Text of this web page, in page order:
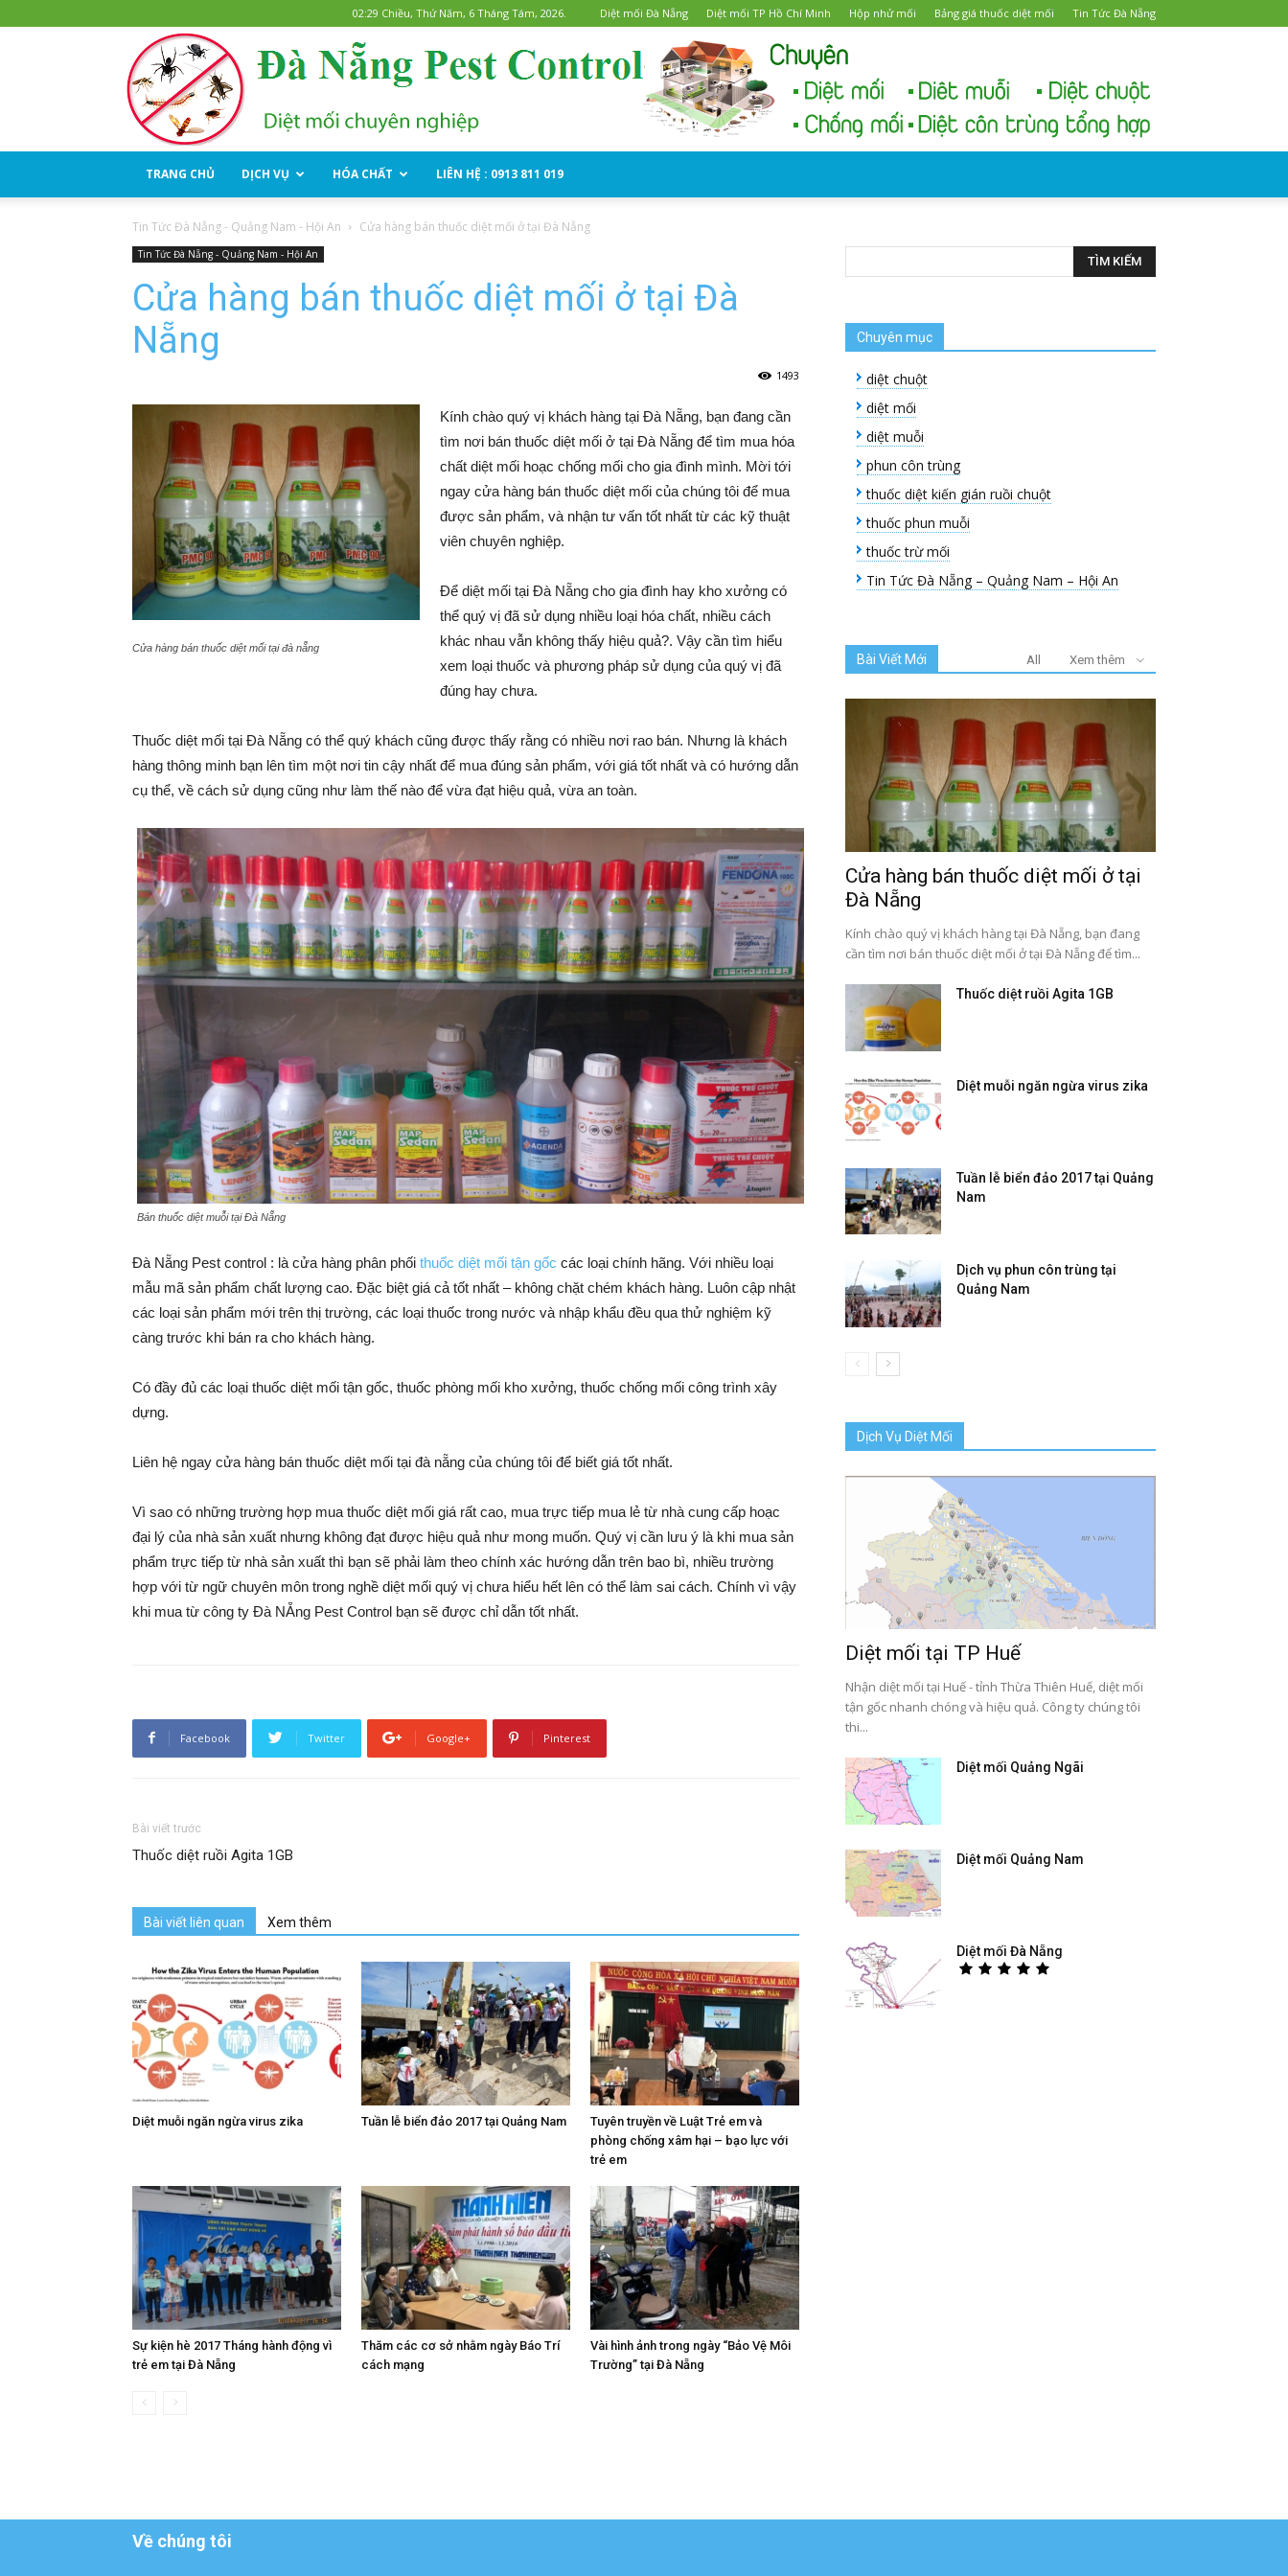
02:29 Chiều, Thứ Năm, 6 Tháng Tám, 2026. Diệt mối Đà Nẵng Diệt mối TP Hồ Chí Minh Hộp nhử mối Bảng giá thuốc diệt mối Tin Tức Đà Nẵng
Nẵng
TRANG CHỦ DỊCH VỤ HÓA CHẤT LIÊN HỆ : 0913 811 019
Tin Tức Đà Nẵng - Quảng Nam - Hội An Cửa hàng bán thuốc diệt mối ở tại Đà Nẵng
Tin Tức Đà Nẵng - Quảng Nam - Hội An
Cửa hàng bán thuốc diệt mối ở tại Đà
Nẵng
1493
Cửa hàng bán thuốc diệt mối tại đà nẵng
Kính chào quý vị khách hàng tại Đà Nẵng, bạn đang cần
tìm nơi bán thuốc diệt mối ở tại Đà Nẵng để tìm mua hóa
chất diệt mối hoạc chống mối cho gia đình mình. Mời tới
ngay cửa hàng bán thuốc diệt mối của chúng tôi để mua
được sản phẩm, và nhận tư vấn tốt nhất từ các kỹ thuật
viên chuyên nghiệp.
Để diệt mối tại Đà Nẵng cho gia đình hay kho xưởng có
thể quý vị đã sử dụng nhiều loại hóa chất, nhiều cách
khác nhau vẫn không thấy hiệu quả?. Vậy cần tìm hiểu
xem loại thuốc và phương pháp sử dụng của quý vị đã
đúng hay chưa.
Thuốc diệt mối tại Đà Nẵng có thể quý khách cũng được thấy rằng có nhiều nơi rao bán. Nhưng là khách
hàng thông minh bạn lên tìm một nơi tin cậy nhất để mua đúng sản phẩm, với giá tốt nhất và có hướng dẫn
cụ thể, về cách sử dụng cũng như làm thế nào để vừa đạt hiệu quả, vừa an toàn.
Bán thuốc diệt muỗi tại Đà Nẵng
Đà Nẵng Pest control : là cửa hàng phân phối thuốc diệt mối tận gốc các loại chính hãng. Với nhiều loại
mẫu mã sản phẩm chất lượng cao. Đặc biệt giá cả tốt nhất – không chặt chém khách hàng. Luôn cập nhật
các loại sản phẩm mới trên thị trường, các loại thuốc trong nước và nhập khẩu đều qua thử nghiệm kỹ
càng trước khi bán ra cho khách hàng.
Có đầy đủ các loại thuốc diệt mối tận gốc, thuốc phòng mối kho xưởng, thuốc chống mối công trình xây
dựng.
Liên hệ ngay cửa hàng bán thuốc diệt mối tại đà nẵng của chúng tôi để biết giá tốt nhất.
Vì sao có những trường hợp mua thuốc diệt mối giá rất cao, mua trực tiếp mua lẻ từ nhà cung cấp hoạc
đại lý của nhà sản xuất nhưng không đạt được hiệu quả như mong muốn. Quý vị cần lưu ý là khi mua sản
phẩm trực tiếp từ nhà sản xuất thì bạn sẽ phải làm theo chính xác hướng dẫn trên bao bì, nhiều trường
hợp với từ ngữ chuyên môn trong nghề diệt mối quý vị chưa hiểu hết lên có thể làm sai cách. Chính vì vậy
khi mua từ công ty Đà NẴng Pest Control bạn sẽ được chỉ dẫn tốt nhất.
Facebook Twitter Google+ Pinterest
Bài viết trước
Thuốc diệt ruồi Agita 1GB
Bài viết liên quan Xem thêm
Diệt muỗi ngăn ngừa virus zika Tuần lễ biển đảo 2017 tại Quảng Nam
Tuyên truyền về Luật Trẻ em và
phòng chống xâm hại – bạo lực với
trẻ em
Sự kiện hè 2017 Tháng hành động vì
trẻ em tại Đà Nẵng
Thăm các cơ sở nhằm ngày Báo Trí
cách mạng
Vài hình ảnh trong ngày “Bảo Vệ Môi
Trường” tại Đà Nẵng
Chuyên mục
diệt chuột
diệt mối
diệt muỗi
phun côn trùng
thuốc diệt kiến gián ruồi chuột
thuốc phun muỗi
thuốc trừ mối
Tin Tức Đà Nẵng – Quảng Nam – Hội An
Bài Viết Mới All Xem thêm
Cửa hàng bán thuốc diệt mối ở tại
Đà Nẵng
Kính chào quý vị khách hàng tại Đà Nẵng, bạn đang
cần tìm nơi bán thuốc diệt mối ở tại Đà Nẵng để tìm...
Thuốc diệt ruồi Agita 1GB
Diệt muỗi ngăn ngừa virus zika
Tuần lễ biển đảo 2017 tại Quảng
Nam
Dịch vụ phun côn trùng tại
Quảng Nam
Dịch Vụ Diệt Mối
Diệt mối tại TP Huế
Nhận diệt mối tại Huế - tỉnh Thừa Thiên Huế, diệt mối
tận gốc nhanh chóng và hiệu quả. Công ty chúng tôi
thi...
Diệt mối Quảng Ngãi
Diệt mối Quảng Nam
Diệt mối Đà Nẵng
Về chúng tôi